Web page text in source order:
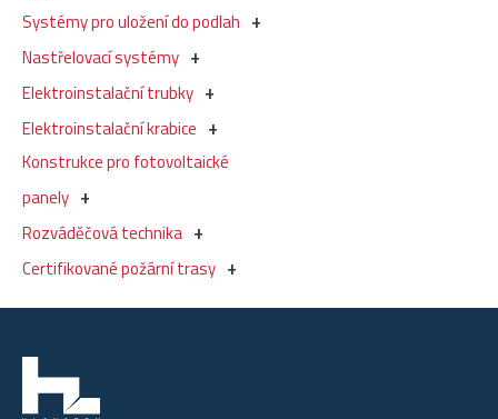
Systémy pro uložení do podlah
Nastřelovací systémy
Elektroinstalační trubky
Elektroinstalační krabice
Konstrukce pro fotovoltaické
panely
Rozváděčová technika
Certifikované požární trasy